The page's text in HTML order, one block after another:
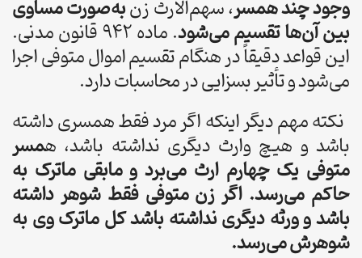
وجود چند همسر، سهم‌الارث زنبه‌صورت مساوی
بین آن‌ها تقسیم می‌شود
. ماده 942 قانون مدنی.
این قواعد دقیقاً در هنگام تقسیم اموال متوفی اجرا
می‌شود و تأثیر بسزایی در محاسبات دارد.
نکته مهم دیگر اینکه اگر مرد فقط همسری داشته
باشد و هیچ وارث دیگری نداشته باشد، همسر
متوفی یک چهارم ارث می‌برد و مابقی ماترک به
حاکم می‌رسد. اگر زن متوفی فقط شوهر داشته
باشد و ورثه دیگری نداشته باشد کل ماترک وی به
شوهرش می‌رسد.